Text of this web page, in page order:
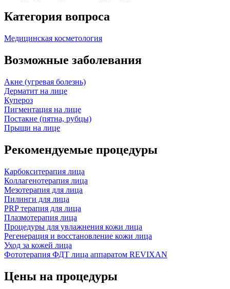
Категория вопроса
Медицинская косметология
Возможные заболевания
Акне (угревая болезнь)
Дерматит на лице
Купероз
Пигментация на лице
Постакне (пятна, рубцы)
Прыщи на лице
Рекомендуемые процедуры
Карбокситерапия лица
Коллагенотерапия лица
Мезотерапия для лица
Пилинги для лица
PRP терапия для лица
Плазмотерапия лица
Процедуры для увлажнения кожи лица
Регенерация и восстановление кожи лица
Уход за кожей лица
Фототерапия ФДТ лица аппаратом REVIXAN
Цены на процедуры